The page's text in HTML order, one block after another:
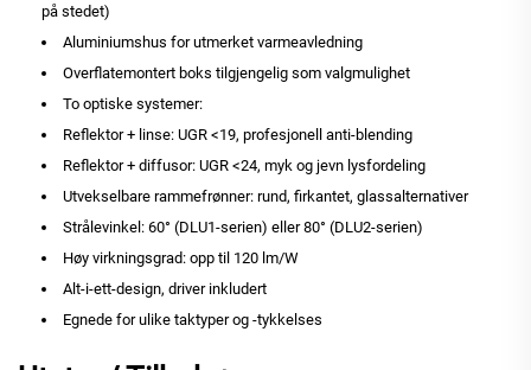
på stedet)
Aluminiumshus for utmerket varmeavledning
Overflatemontert boks tilgjengelig som valgmulighet
To optiske systemer:
Reflektor + linse: UGR <19, profesjonell anti-blending
Reflektor + diffusor: UGR <24, myk og jevn lysfordeling
Utvekselbare rammefrønner: rund, firkantet, glassalternativer
Strålevinkel: 60° (DLU1-serien) eller 80° (DLU2-serien)
Høy virkningsgrad: opp til 120 lm/W
Alt-i-ett-design, driver inkludert
Egnede for ulike taktyper og -tykkelses